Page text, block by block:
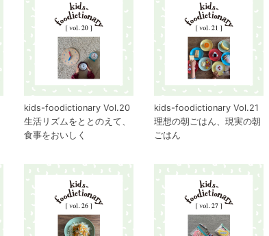
kids-foodictionary Vol.20
生活リズムをととのえて、
食事をおいしく
kids-foodictionary Vol.21
理想の朝ごはん、現実の朝
ごはん